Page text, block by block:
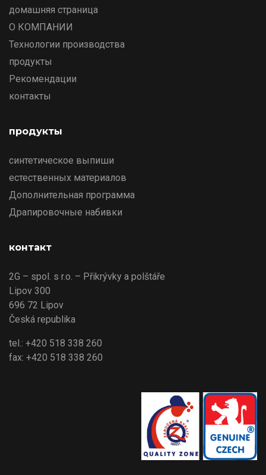
домашняя страница
О КОМПАНИИ
Технологии производства
продукты
Рекомендации
контакты
продукты
синтетическое выпиши
естественных материалов
Дополнительная программа
Драпировочные набивки
контакт
2G – spol. s r.o. – Přikrývky a polštáře
Lipov 300
696 72 Lipov
Česká republika
tel.: +420 518 338 260
fax: +420 518 338 260